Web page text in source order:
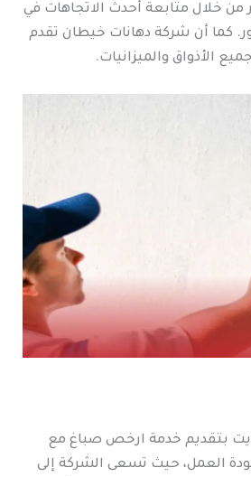
خلال متابعة أحدث الاتجاهات في
كما أن شركة دهانات خيطان تقدم
الأذواق والميزانيات.
بتقديم خدمة ارخص صباغ مع
العمل، حيث تسعى الشركة إلى